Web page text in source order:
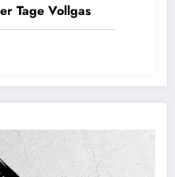
Tage Vollgas